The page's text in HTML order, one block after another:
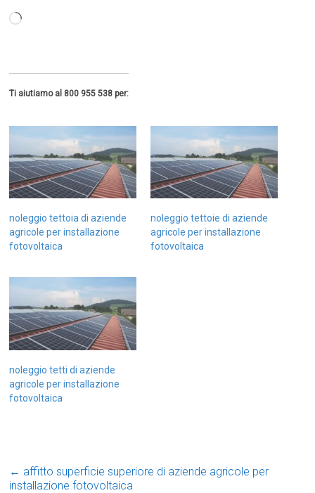
Caricamento
Ti aiutiamo al 800 955 538 per:
noleggio tettoia di aziende
agricole per installazione
fotovoltaica
noleggio tettoie di aziende
agricole per installazione
fotovoltaica
noleggio tetti di aziende
agricole per installazione
fotovoltaica
← affitto superficie superiore di aziende agricole per
installazione fotovoltaica